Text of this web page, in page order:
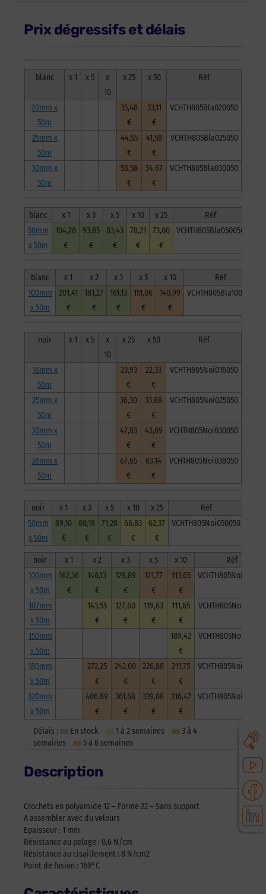
107mm
Prix dégressifs et délais
blanc x 1 x 5
x
10
x 25 x 50 Réf
20mm x
50m
35,48
€
33,11
€
VCHTH805Bla020050
25mm x
50m
44,55
€
41,58
€
VCHTH805Bla025050
30mm x
50m
58,58
€
54,67
€
VCHTH805Bla030050
blanc x 1 x 3 x 5 x 10 x 25
Réf
50mm
x 50m
104,28
€
93,85
€
83,43
€
78,21
€
73,00
€
VCHTH805Bla050050
blanc x 1 x 2 x 3 x 5 x 10
Réf
100mm
x 50m
201,41
€
181,27
€
161,13
€
151,06
€
140,99
€
VCHTH805Bla100050
noir x 1 x 5
x
10
x 25 x 50 Réf
16mm x
50m
23,93
€
22,33
€
VCHTH805Noi016050
25mm x
50m
36,30
€
33,88
€
VCHTH805Noi025050
30mm x
50m
47,03
€
43,89
€
VCHTH805Noi030050
38mm x
50m
67,65
€
63,14
€
VCHTH805Noi038050
noir x 1 x 3 x 5 x 10 x 25
Réf
50mm
x 50m
89,10
€
80,19
€
71,28
€
66,83
€
62,37
€
VCHTH805Noi050050
noir x 1 x 2 x 3 x 5 x 10
Réf
100mm
x 50m
162,36
€
146,13
€
129,89
€
121,77
€
113,65
€
VCHTH805Noi100050
107mm
x 50m
143,55
€
127,60
€
119,63
€
111,65
€
VCHTH805Noi107050
150mm
x 50m
189,42
€
VCHTH805Noi150050
180mm
x 50m
272,25
€
242,00
€
226,88
€
211,75
€
VCHTH805Noi180050
320mm
x 50m
406,89
€
361,68
€
339,08
€
316,47
€
VCHTH805Noi320050
Délais : En stock 1 à 2 semaines
3 à 4
semaines
5 à 8 semaines
Description
Crochets en polyamide 12 – Forme 22 – Sans support
A assembler avec du velours
Epaisseur : 1 mm
Résistance au pelage : 0,6 N/cm
Résistance au cisaillement : 8 N/cm2
Point de fusion : 169°C